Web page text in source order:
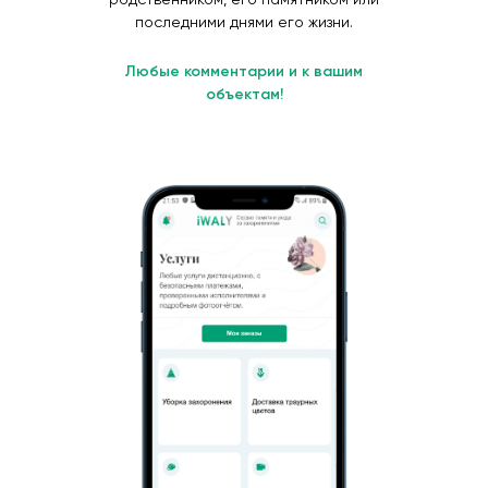
последними днями его жизни.
Любые комментарии и к вашим
объектам!